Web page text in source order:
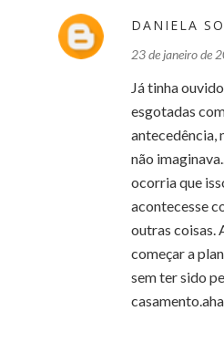
DANIELA
23 de janeiro de
Já tinha
esgotadas
antecedência,
não
ocorria que
acontecesse
outras coisas.
começar a
sem ter sido